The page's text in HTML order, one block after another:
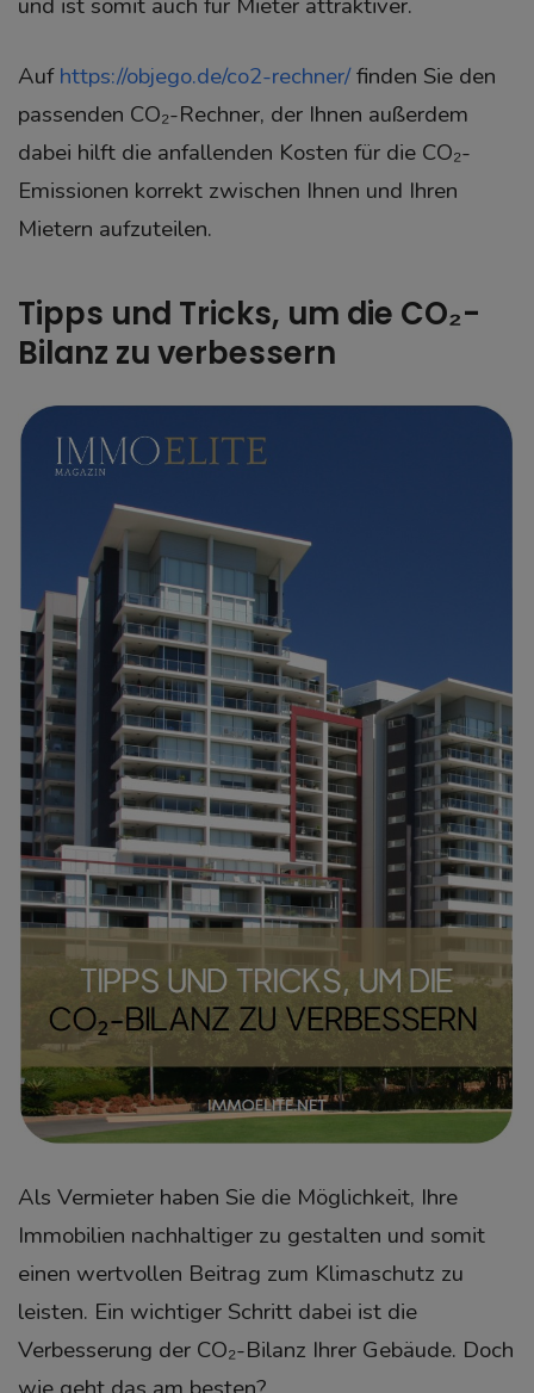
Aufhttps://objego.de/co2-rechner/finden Sie den
passenden CO₂-Rechner, der Ihnen außerdem
dabei hilft die anfallenden Kosten für die CO₂-
Emissionen korrekt zwischen Ihnen und Ihren
Mietern aufzuteilen.
Tipps und Tricks, um die CO₂-
Bilanz zu verbessern
Als Vermieter haben Sie die Möglichkeit, Ihre
Immobilien nachhaltiger zu gestalten und somit
einen wertvollen Beitrag zum Klimaschutz zu
leisten. Ein wichtiger Schritt dabei ist die
Verbesserung der CO₂-Bilanz Ihrer Gebäude. Doch